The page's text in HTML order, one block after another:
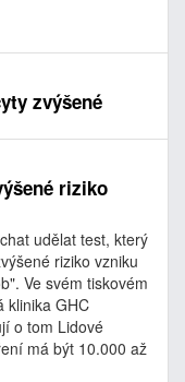
zvýšené
riziko
udělat test, který
riziko vzniku
Ve svém tiskovém
klinika GHC
o tom Lidové
má být 10.000 až